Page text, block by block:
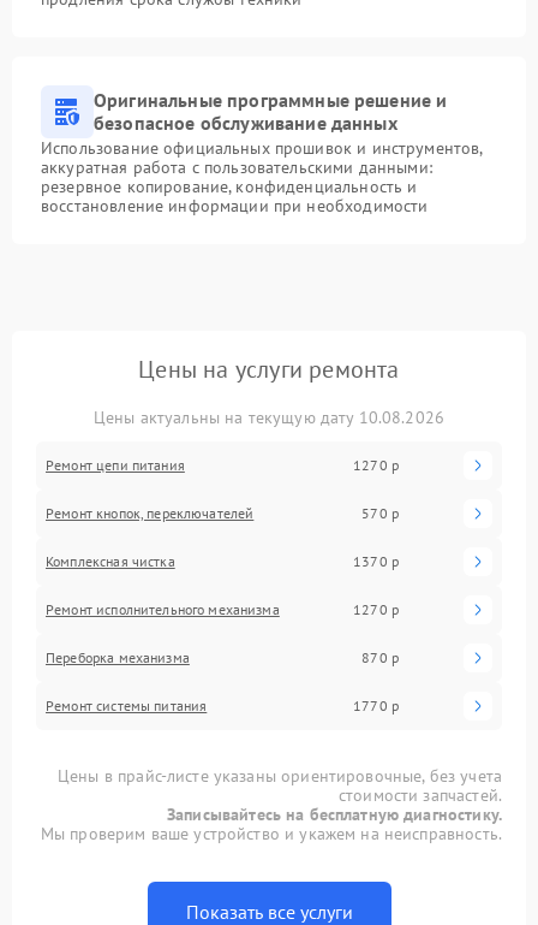
Оригинальные программные решение и
безопасное обслуживание данных
Использование официальных прошивок и инструментов,
аккуратная работа с пользовательскими данными:
резервное копирование, конфиденциальность и
восстановление информации при необходимости
Цены на услуги ремонта
Цены актуальны на текущую дату 10.08.2026
Ремонт цепи питания 1270 р
Ремонт кнопок, переключателей 570 р
Комплексная чистка 1370 р
Ремонт исполнительного механизма 1270 р
Переборка механизма 870 р
Ремонт системы питания 1770 р
Цены в прайс-листе указаны ориентировочные, без учета
стоимости запчастей.
Записывайтесь на бесплатную диагностику.
Мы проверим ваше устройство и укажем на неисправность.
Показать все услуги